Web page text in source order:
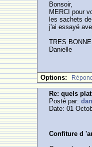
Bonsoir,
MERCI pour
les sachets
j'ai essayé
TRES
Danielle
Options:
Re: quels
Posté par:
Date: 01
Confiture d